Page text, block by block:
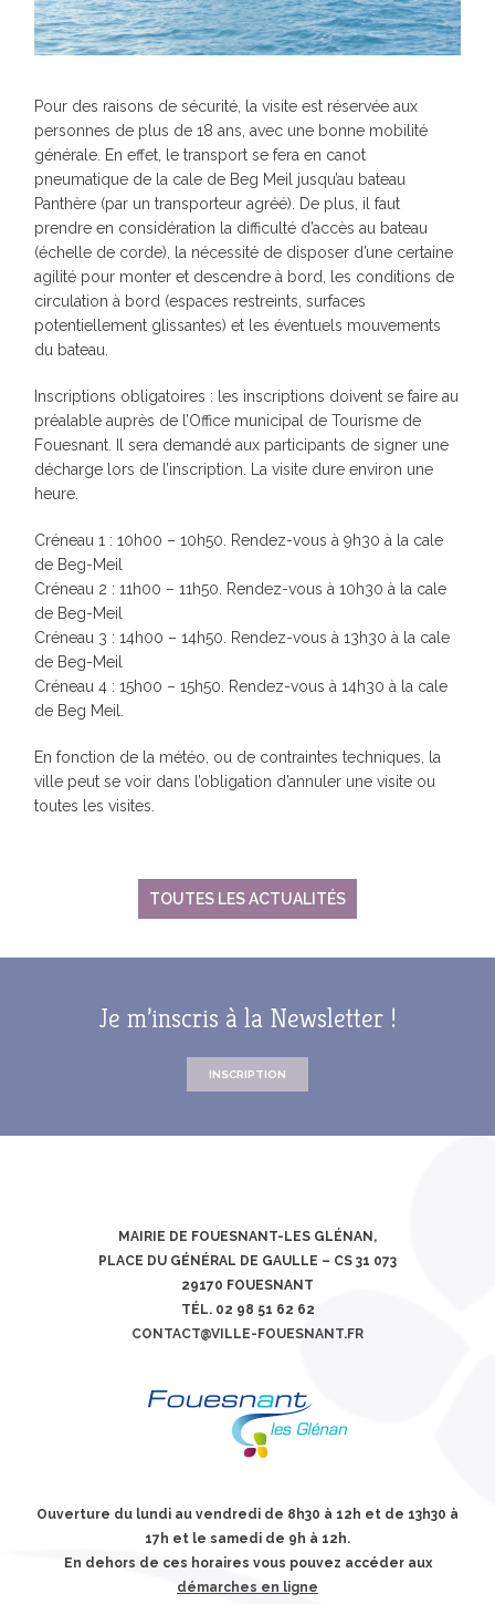
Pour des raisons de sécurité, la visite est réservée aux
personnes de plus de 18 ans, avec une bonne mobilité
générale. En effet, le transport se fera en canot
pneumatique de la cale de Beg Meil jusqu’au bateau
Panthère (par un transporteur agréé). De plus, il faut
prendre en considération la difficulté d’accès au bateau
(échelle de corde), la nécessité de disposer d’une certaine
agilité pour monter et descendre à bord, les conditions de
circulation à bord (espaces restreints, surfaces
potentiellement glissantes) et les éventuels mouvements
du bateau.
Inscriptions obligatoires : les inscriptions doivent se faire au
préalable auprès de l’Office municipal de Tourisme de
Fouesnant. Il sera demandé aux participants de signer une
décharge lors de l’inscription. La visite dure environ une
heure.
Créneau 1 : 10h00 – 10h50. Rendez-vous à 9h30 à la cale
de Beg-Meil
Créneau 2 : 11h00 – 11h50. Rendez-vous à 10h30 à la cale
de Beg-Meil
Créneau 3 : 14h00 – 14h50. Rendez-vous à 13h30 à la cale
de Beg-Meil
Créneau 4 : 15h00 – 15h50. Rendez-vous à 14h30 à la cale
de Beg Meil.
En fonction de la météo, ou de contraintes techniques, la
ville peut se voir dans l’obligation d’annuler une visite ou
toutes les visites.
TOUTES LES ACTUALITÉS
Je m’inscris à la Newsletter !
INSCRIPTION
MAIRIE DE FOUESNANT-LES GLÉNAN,
PLACE DU GÉNÉRAL DE GAULLE – CS 31 073
29170 FOUESNANT
TÉL. 02 98 51 62 62
CONTACT@VILLE-FOUESNANT.FR
Ouverture du lundi au vendredi de 8h30 à 12h et de 13h30 à
17h et le samedi de 9h à 12h.
En dehors de ces horaires vous pouvez accéder aux
démarches en ligne